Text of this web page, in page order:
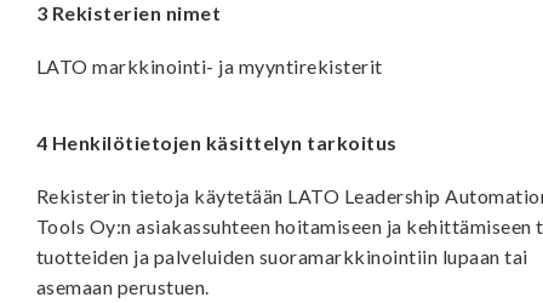
3 Rekisterien nimet
LATO markkinointi- ja myyntirekisterit
4 Henkilötietojen käsittelyn tarkoitus
Rekisterin tietoja käytetään LATO Leadership
Tools Oy:n asiakassuhteen hoitamiseen ja kehittämiseen
tuotteiden ja palveluiden suoramarkkinointiin lupaan tai
asemaan perustuen.